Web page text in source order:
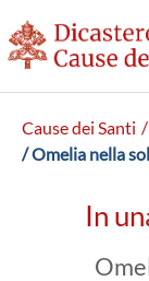
Cause dei Santi
/ Omelia nella
In